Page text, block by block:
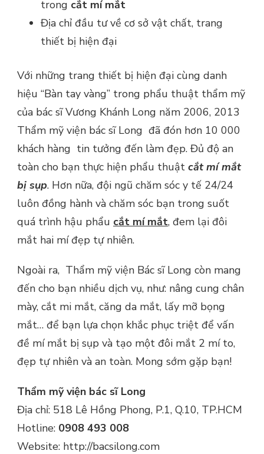
trong cắt mí mắt
Địa chỉ đầu tư về cơ sở vật chất, trang
thiết bị hiện đại
Với những trang thiết bị hiện đại cùng danh
hiệu “Bàn tay vàng” trong phẩu thuật thẩm mỹ
của bác sĩ Vương Khánh Long năm 2006, 2013
Thẩm mỹ viện bác sĩ Long đã đón hơn 10 000
khách hàng tin tưởng đến làm đẹp. Đủ độ an
toàn cho bạn thực hiện phẩu thuật cắt mí mắt
bị sụp. Hơn nữa, đội ngũ chăm sóc y tế 24/24
luôn đồng hành và chăm sóc bạn trong suốt
quá trình hậu phẩu cắt mí mắt, đem lại đôi
mắt hai mí đẹp tự nhiên.
Ngoài ra, Thẩm mỹ viện Bác sĩ Long còn mang
đến cho bạn nhiều dịch vụ, như: nâng cung chân
mày, cắt mi mắt, căng da mắt, lấy mỡ bọng
mắt… để bạn lựa chọn khắc phục triệt để vấn
đề mí mắt bị sụp và tạo một đôi mắt 2 mí to,
đẹp tự nhiên và an toàn. Mong sớm gặp bạn!
Thẩm mỹ viện bác sĩ Long
Địa chỉ: 518 Lê Hồng Phong, P.1, Q.10, TP.HCM
Hotline: 0908 493 008
Website: http://bacsilong.com